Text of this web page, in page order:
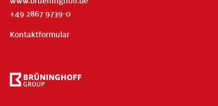
+49 2867 9739-0
Kontaktformular